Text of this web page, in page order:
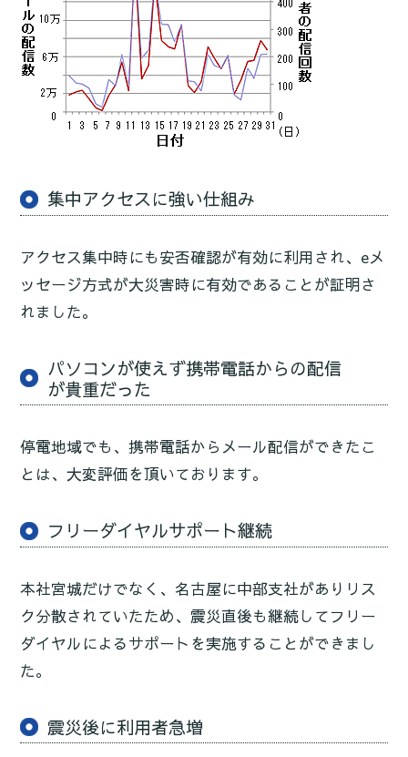
集中アクセスに強い仕組み
アクセス集中時にも安否確認が有効に利用され、eメ
ッセージ方式が大災害時に有効であることが証明さ
れました。
パソコンが使えず携帯電話からの配信
が貴重だった
停電地域でも、携帯電話からメール配信ができたこ
とは、大変評価を頂いております。
フリーダイヤルサポート継続
本社宮城だけでなく、名古屋に中部支社がありリス
ク分散されていたため、震災直後も継続してフリー
ダイヤルによるサポートを実施することができまし
た。
震災後に利用者急増